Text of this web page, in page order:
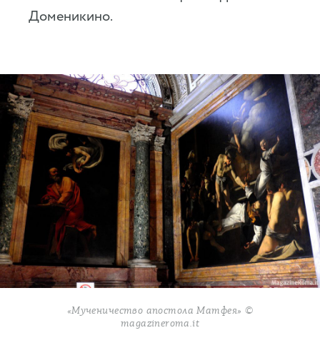
Доменикино.
«Мученичество апостола Матфея» ©
magazineroma.it